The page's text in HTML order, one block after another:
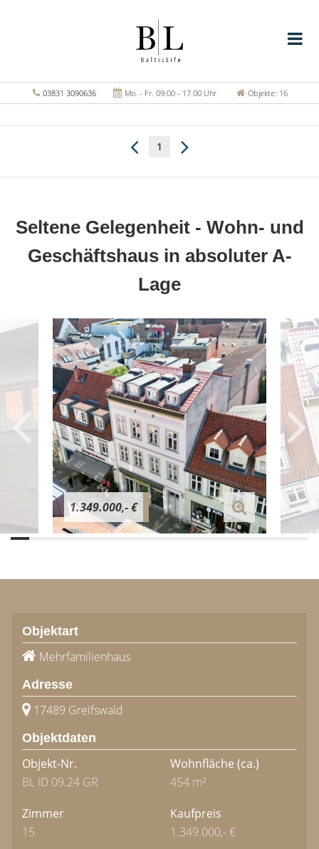
03831 3090636 Mo. - Fr. 09:00 - 17.00 Uhr Objekte: 16
1
Seltene Gelegenheit - Wohn- und
Geschäftshaus in absoluter A-
Lage
1.349.000,- €
Objektart
Mehrfamilienhaus
Adresse
17489 Greifswald
Objektdaten
Objekt-Nr.
BL ID 09.24 GR
Wohnfläche (ca.)
454 m²
Zimmer
15
Kaufpreis
1.349.000,- €